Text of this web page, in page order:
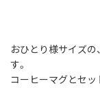
おひとり様サイズ
す。
コーヒーマグとセ